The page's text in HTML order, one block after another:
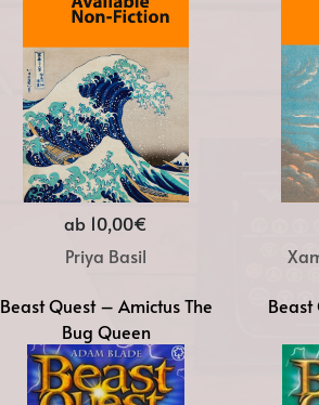
ab 10,00€
Priya Basil
Beast Quest – Amictus The
Bug Queen
Beast